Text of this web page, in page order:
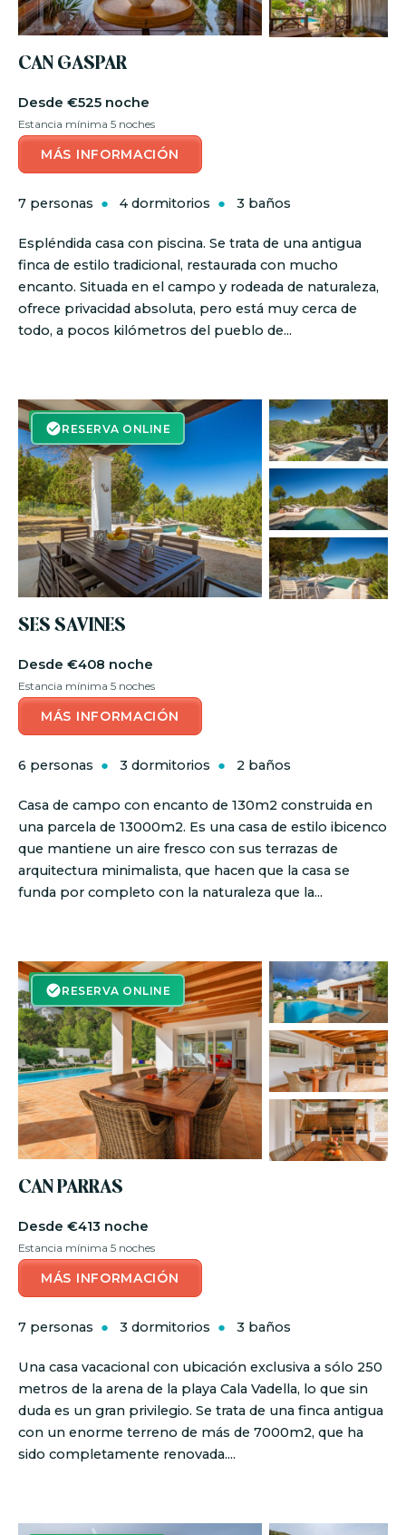
CAN GASPAR
€525 noche
Estancia mínima 5 noches
MÁS INFORMACIÓN
7 personas 4 dormitorios 3 baños
Espléndida casa con piscina. Se trata de una antigua
finca de estilo tradicional, restaurada con mucho
encanto. Situada en el campo y rodeada de naturaleza,
ofrece privacidad absoluta, pero está muy cerca de
todo, a pocos kilómetros del pueblo de...
RESERVA ONLINE
RESERVA ON-LINE
SES SAVINES
€408 noche
Estancia mínima 5 noches
MÁS INFORMACIÓN
6 personas 3 dormitorios 2 baños
Casa de campo con encanto de 130m2 construida en
una parcela de 13000m2. Es una casa de estilo ibicenco
que mantiene un aire fresco con sus terrazas de
arquitectura minimalista, que hacen que la casa se
funda por completo con la naturaleza que la...
RESERVA ONLINE
RESERVA ON-LINE
CAN PARRAS
€413 noche
Estancia mínima 5 noches
MÁS INFORMACIÓN
7 personas 3 dormitorios 3 baños
Una casa vacacional con ubicación exclusiva a sólo 250
metros de la arena de la playa Cala Vadella, lo que sin
duda es un gran privilegio. Se trata de una finca antigua
con un enorme terreno de más de 7000m2, que ha
sido completamente renovada....